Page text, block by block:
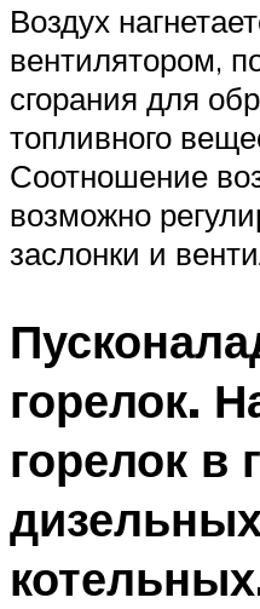
Воздух
вентилятором,
сгорания для
топливного
Соотношение
возможно
заслонки и
горелок.
горелок в